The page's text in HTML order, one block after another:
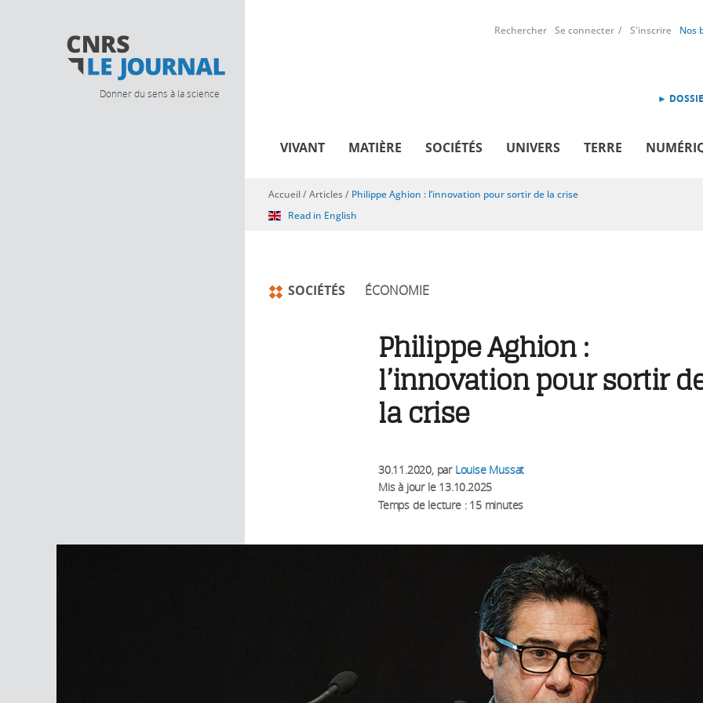
Donner du sens à la science
Rechercher Se connecter S'inscrire Nos
►
VIVANT MATIÈRE SOCIÉTÉS UNIVERS TERRE
Vous êtes ici
Accueil/Articles/ Philippe Aghion : l’innovation pour sortir de la crise
Read in English
SOCIÉTÉS ÉCONOMIE
Philippe Aghion :
l’innovation pour sortir
la crise
30.11.2020, par Louise Mussat
Mis à jour le 13.10.2025
Temps de lecture : 15 minutes